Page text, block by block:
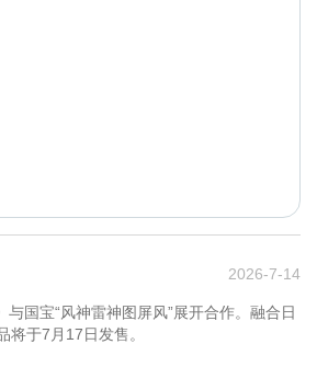
2026-7-14
与国宝“风神雷神图屏风”展开合作。融合日
将于7月17日发售。